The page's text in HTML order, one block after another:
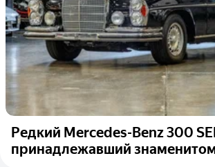
Редкий Mercedes-Benz 300
принадлежавший